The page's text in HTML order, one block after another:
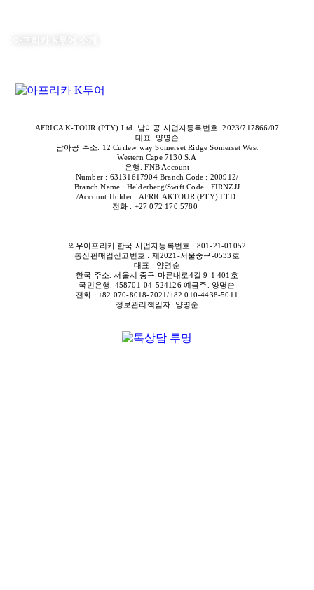
AFRICA K-TOUR (PTY) Ltd. 남아공 사업자등록번호. 2023/717866/07
대표. 양명순
남아공 주소. 12 Curlew way Somerset Ridge Somerset West
Western Cape 7130 S.A
은행. FNB Account
Number : 63131617904 Branch Code : 200912/
Branch Name : Helderberg/Swift Code : FIRNZJJ
/Account Holder : AFRICAKTOUR (PTY) LTD.
전화 : +27 072 170 5780
와우아프리카 한국 사업자등록번호 : 801-21-01052
통신판매업신고번호 : 제2021-서울중구-0533 호
대표 : 양명순
한국 주소. 서울시 중구 마른내로4길 9-1 401호
국민은행. 458701-04-524126 예금주. 양명순
전화 : +82 070-8018-7021/+82 010-4438-5011
정보관리책임자. 양명순